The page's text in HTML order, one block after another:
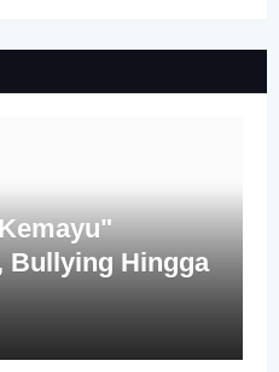
Bullying Hingga